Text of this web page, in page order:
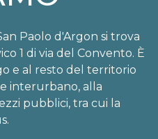
Paolo d'Argon si trova
1 di via del Convento. È
e al resto del territorio
interurbano, alla
pubblici, tra cui la